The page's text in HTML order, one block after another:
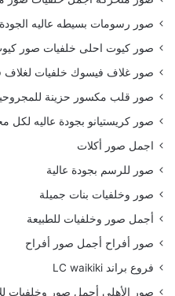
صور رسومات بسيطه عاليه الجودة
صور كيوت احلى خلفيات صور
صور غلاف فيسوك خلفيات لغلاف
صور قلب مكسور حزينة
صور كريستيانو بجودة عاليه لكل
اجمل صور أكلات
صور للرسم بجودة عالية
صور وخلفيات بنات جميلة
أجمل صور وخلفيات للطبيعة
صور أفراح أجمل صور أفراح
فروع براند LC waikiki
صور الأهلي أجمل صور وخلفيات